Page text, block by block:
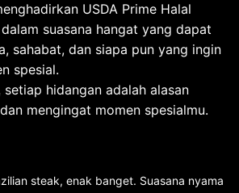
USDA Prime Halal
suasana hangat yang dapat
sahabat, dan siapa pun yang ingin
spesial.
hidangan adalah alasan
mengingat momen spesialmu.
enak banget. Suasana nyaman dan